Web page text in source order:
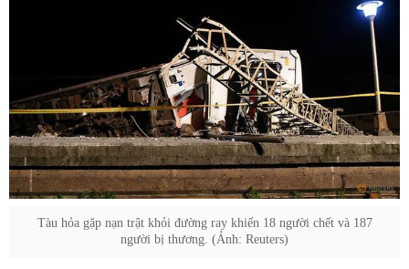
Tàu hỏa gặp nạn trật khỏi đường ray khiến 18 người chết và 187
người bị thương. (Ảnh: Reuters)